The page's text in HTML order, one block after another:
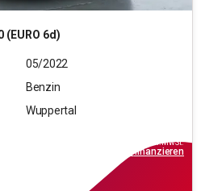
(EURO 6d)
05/2022
Benzin
Wuppertal
inkl.MwSt.
finanzieren